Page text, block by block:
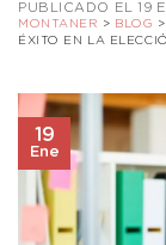
PUBLICADO EL 19
MONTANER > BLOG >
ÉXITO EN LA
19
Ene